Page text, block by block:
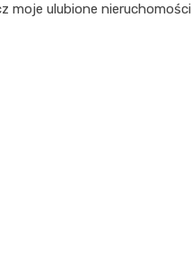
moje ulubione nieruchomości